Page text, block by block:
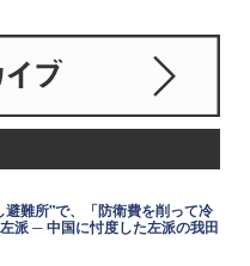
避難所"で、「防衛費を削って冷
派 ─ 中国に忖度した左派の我田